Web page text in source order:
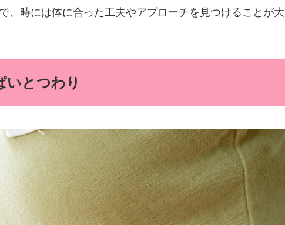
、時には体に合った工夫やアプローチを見つけることが大
いとつわり